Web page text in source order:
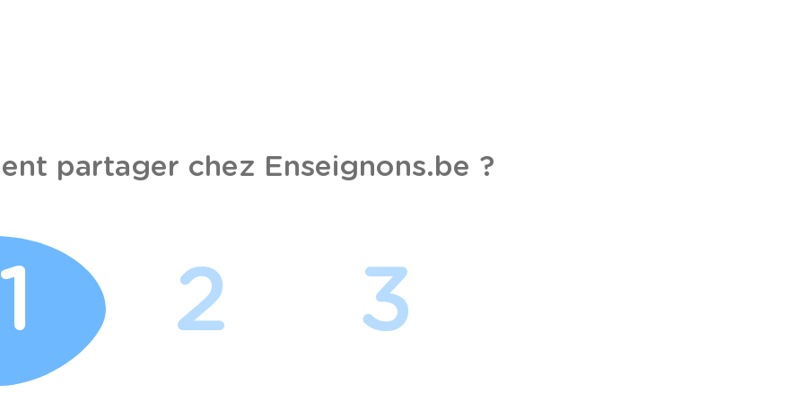
partager chez Enseignons.be ?
1 2 3